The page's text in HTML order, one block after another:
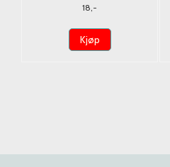
Strawberry 14g.
18,-
Kjøp